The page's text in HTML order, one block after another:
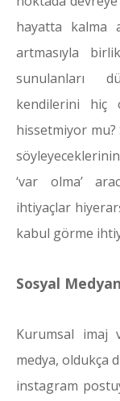
hayatta kalma
artmasıyla
sunulanları
kendilerini hiç
hissetmiyor mu?
‘var olma’
ihtiyaçlar
kabul görme
Sosyal
Kurumsal imaj
medya, oldukça
instagram